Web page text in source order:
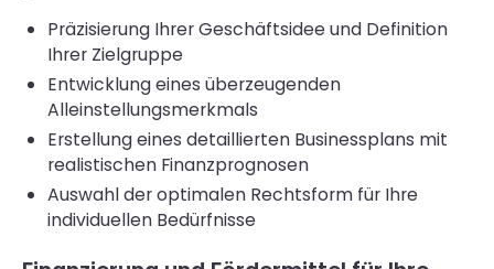
Präzisierung Ihrer Geschäftsidee und Definition
Ihrer Zielgruppe
Entwicklung eines überzeugenden
Alleinstellungsmerkmals
Erstellung eines detaillierten Businessplans mit
realistischen Finanzprognosen
Auswahl der optimalen Rechtsform für Ihre
individuellen Bedürfnisse